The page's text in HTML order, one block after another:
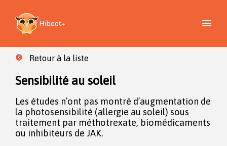
Retour à la liste
Sensibilité au soleil
Les études n’ont pas montré d’augmentation de
la photosensibilité (allergie au soleil) sous
traitement par méthotrexate, biomédicaments
ou inhibiteurs de JAK.